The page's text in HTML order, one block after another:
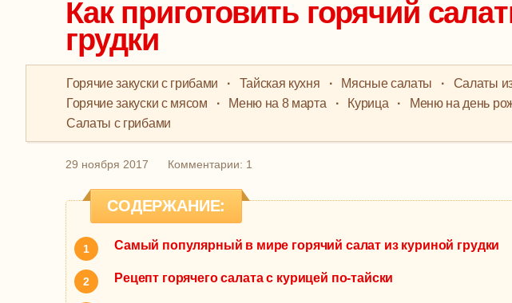
Как приготовить горячий
грудки
Горячие закуски с грибами · Тайская кухня · Мясные салаты · Салаты
Горячие закуски с мясом
· Меню на 8 марта · Курица · Меню на день
Салаты с грибами
29 ноября 2017 Комментарии: 1
СОДЕРЖАНИЕ:
Самый популярный в мире горячий салат из куриной грудки
Рецепт горячего салата с курицей по-тайски